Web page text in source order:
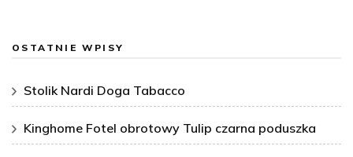
OSTATNIE WPISY
Stolik Nardi Doga Tabacco
Kinghome Fotel obrotowy Tulip czarna poduszka